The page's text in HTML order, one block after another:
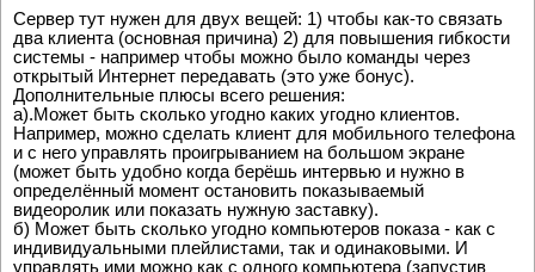
Сервер тут нужен для двух вещей: 1) чтобы как-то связать
два клиента (основная причина) 2) для повышения гибкости
системы - например чтобы можно было команды через
открытый Интернет передавать (это уже бонус).
Дополнительные плюсы всего решения:
а).Может быть сколько угодно каких угодно клиентов.
Например, можно сделать клиент для мобильного телефона
и с него управлять проигрыванием на большом экране
(может быть удобно когда берёшь интервью и нужно в
определённый момент остановить показываемый
видеоролик или показать нужную заставку).
б) Может быть сколько угодно компьютеров показа - как с
индивидуальными плейлистами, так и одинаковыми. И
управлять ими можно как с одного компьютера (запустив